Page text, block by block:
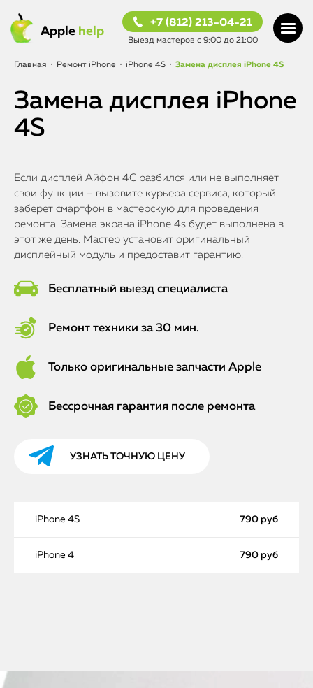
Apple help
+7 (812) 213-04-21
Выезд мастеров с 9:00 до 21:00
Главная • Ремонт iPhone • iPhone 4S • Замена дисплея iPhone 4S
Замена дисплея iPhone
4S
Если дисплей Айфон 4С разбился или не выполняет
свои функции – вызовите курьера сервиса, который
заберет смартфон в мастерскую для проведения
ремонта. Замена экрана iPhone 4s будет выполнена в
этот же день. Мастер установит оригинальный
дисплейный модуль и предоставит гарантию.
Бесплатный выезд специалиста
Ремонт техники за 30 мин.
Только оригинальные запчасти Apple
Бессрочная гарантия после ремонта
УЗНАТЬ ТОЧНУЮ ЦЕНУ
iPhone 4S 790 руб
iPhone 4 790 руб